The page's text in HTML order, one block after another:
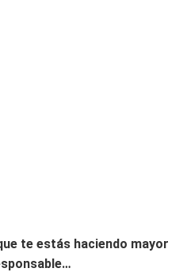
te estás haciendo mayor